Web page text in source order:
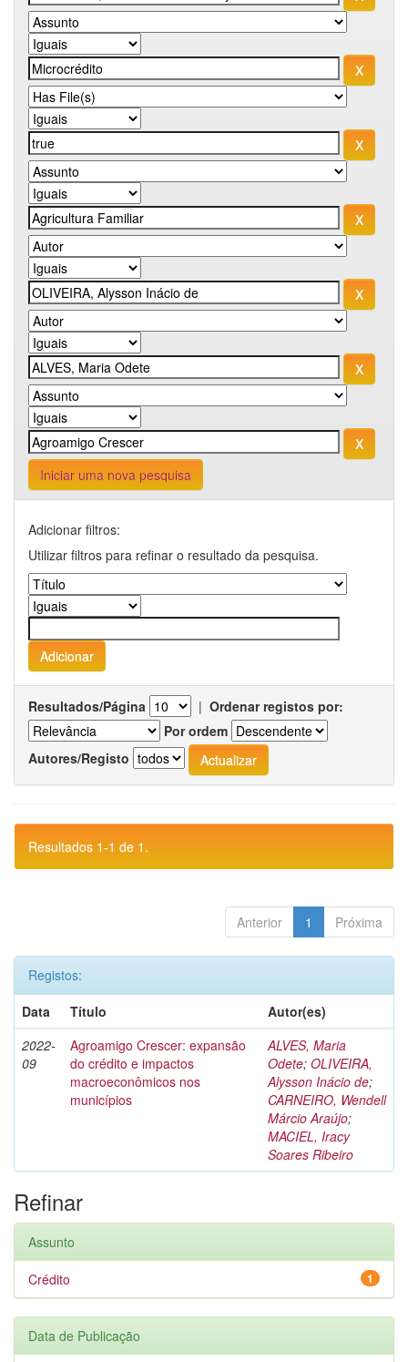
Iniciar uma nova pesquisa
Adicionar filtros:
Utilizar filtros para refinar o resultado da pesquisa.
Resultados/Página | Ordenar registos por:
Por ordem
Autores/Registo
Resultados 1-1 de 1.
Anterior 1 Próxima
Registos:
Data
Título
Autor(es)
2022-
09
Agroamigo Crescer: expansão
do crédito e impactos
macroeconômicos nos
municípios
ALVES, Maria
Odete; OLIVEIRA,
Alysson Inácio de;
CARNEIRO, Wendell
Márcio Araújo;
MACIEL, Iracy
Soares Ribeiro
Refinar
Assunto
1
Crédito
Data de Publicação